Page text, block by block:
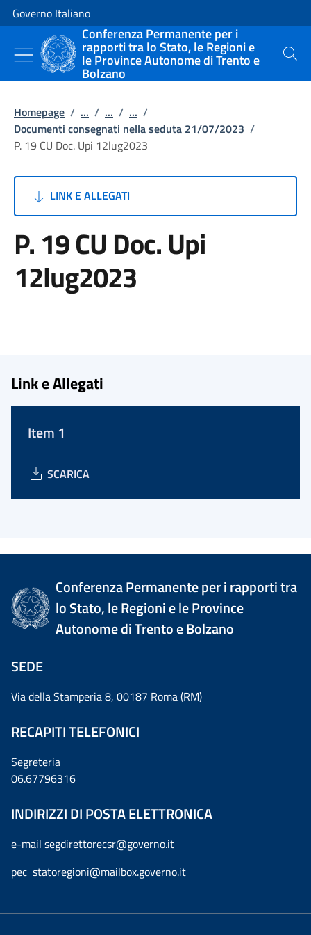
Vai al contenuto
Vai alla navigazione del sito
Governo Italiano
Conferenza Permanente per i
rapporti tra lo Stato, le Regioni e
le Province Autonome di Trento e
Bolzano
Cerca
Homepage / ... / ... / ... /
Documenti consegnati nella seduta 21/07/2023 /
P. 19 CU Doc. Upi 12lug2023
LINK E ALLEGATI
P. 19 CU Doc. Upi
12lug2023
Link e Allegati
Item 1
SCARICA
Conferenza Permanente per i rapporti tra
lo Stato, le Regioni e le Province
Autonome di Trento e Bolzano
SEDE
Via della Stamperia 8, 00187 Roma (RM)
RECAPITI TELEFONICI
Segreteria
06.67796316
INDIRIZZI DI POSTA ELETTRONICA
e-mail segdirettorecsr@governo.it
pec statoregioni@mailbox.governo.it